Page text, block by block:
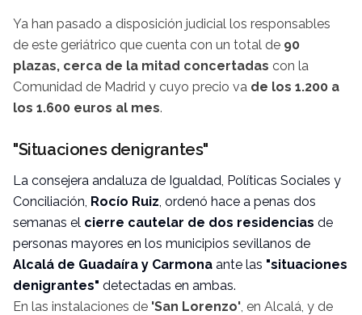
Ya han pasado a disposición judicial los responsables
de este geriátrico que cuenta con un total de 90
plazas, cerca de la mitad concertadas con la
Comunidad de Madrid y cuyo precio va de los 1.200 a
los 1.600 euros al mes.
"Situaciones denigrantes"
La consejera andaluza de Igualdad, Políticas Sociales y
Conciliación, Rocío Ruiz, ordenó hace a penas dos
semanas el cierre cautelar de dos residencias de
personas mayores en los municipios sevillanos de
Alcalá de Guadaíra y Carmona ante las "situaciones
denigrantes" detectadas en ambas.
En las instalaciones de 'San Lorenzo', en Alcalá, y de